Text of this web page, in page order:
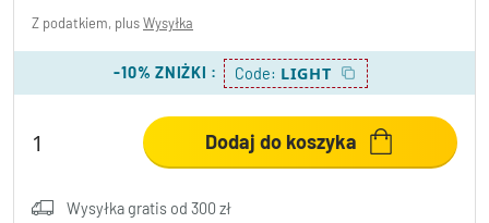
Z podatkiem, plusWysyłka
-10% ZNIŻKI : Code: LIGHT
Dodaj do koszyka
Wysyłka gratis od 300 zł